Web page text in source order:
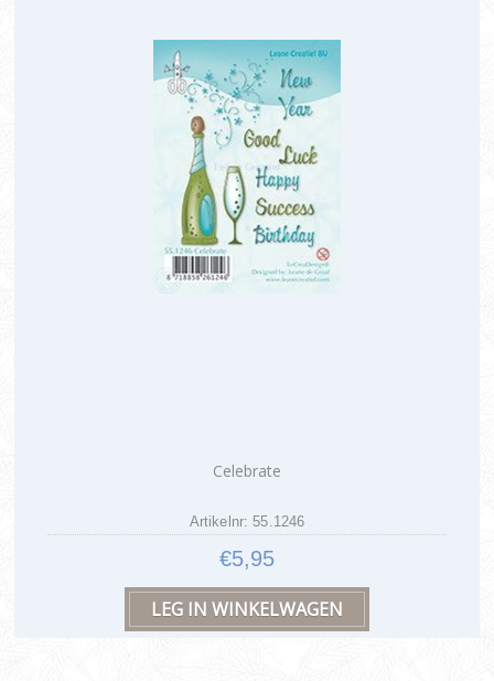
Celebrate
Artikelnr: 55.1246
€5,95